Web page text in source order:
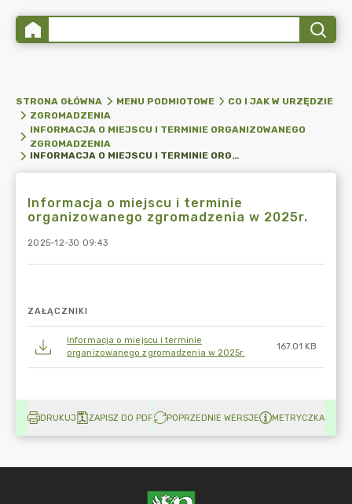
STRONA GŁÓWNA MENU PODMIOTOWE
CO I JAK W URZĘDZIE
ZGROMADZENIA
INFORMACJA O MIEJSCU I TERMINIE ORGANIZOWANEGO
ZGROMADZENIA
INFORMACJA O MIEJSCU I TERMINIE ORGANIZOWANEGO ZGROMADZENIA W 2025R.
Informacja o miejscu i terminie
organizowanego zgromadzenia w 2025r.
2025-12-30 09:43
ZAŁĄCZNIKI
Informacja o miejscu i terminie
organizowanego zgromadzenia w 2025r.
167.01 KB
DRUKUJ ZAPISZ DO PDF POPRZEDNIE WERSJE METRYCZKA